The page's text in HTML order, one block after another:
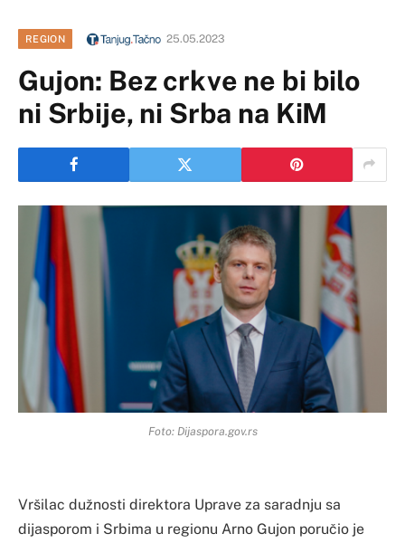
REGION 25.05.2023
Gujon: Bez crkve ne bi bilo
ni Srbije, ni Srba na KiM
Foto: Dijaspora.gov.rs
Vršilac dužnosti direktora Uprave za saradnju sa
dijasporom i Srbima u regionu Arno Gujon poručio je